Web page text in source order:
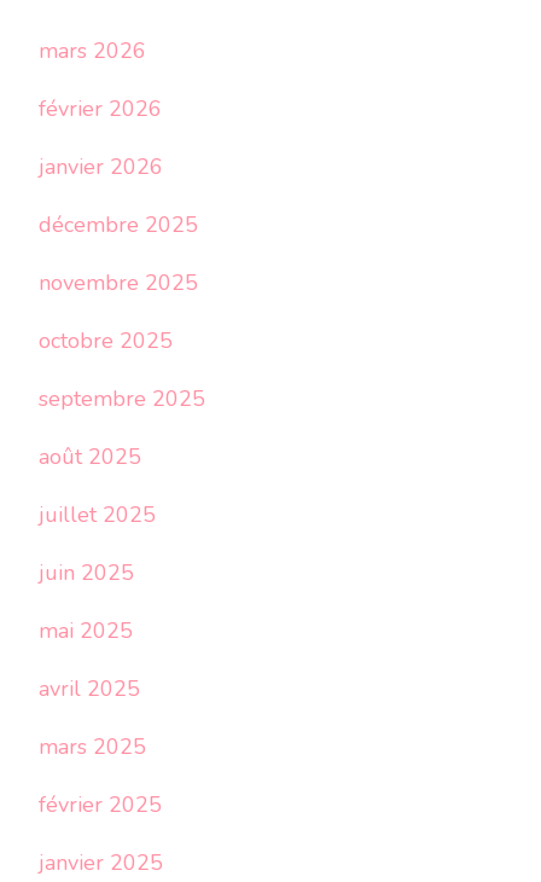
mars 2026
février 2026
janvier 2026
décembre 2025
novembre 2025
octobre 2025
septembre 2025
août 2025
juillet 2025
juin 2025
mai 2025
avril 2025
mars 2025
février 2025
janvier 2025